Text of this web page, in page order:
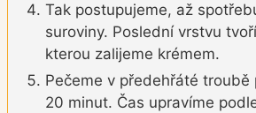
Tak postupujeme, až
suroviny. Poslední vrstvu
kterou zalijeme krémem.
Pečeme v předehřáté troubě
20 minut. Čas upravíme